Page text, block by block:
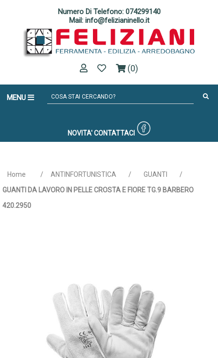
Numero Di Telefono: 074299140
Mail: info@felizianinello.it
(0)
MENU
NOVITA' CONTATTACI
Home / ANTINFORTUNISTICA / GUANTI
/
GUANTI DA LAVORO IN PELLE CROSTA E FIORE TG.9 BARBERO
420.2950